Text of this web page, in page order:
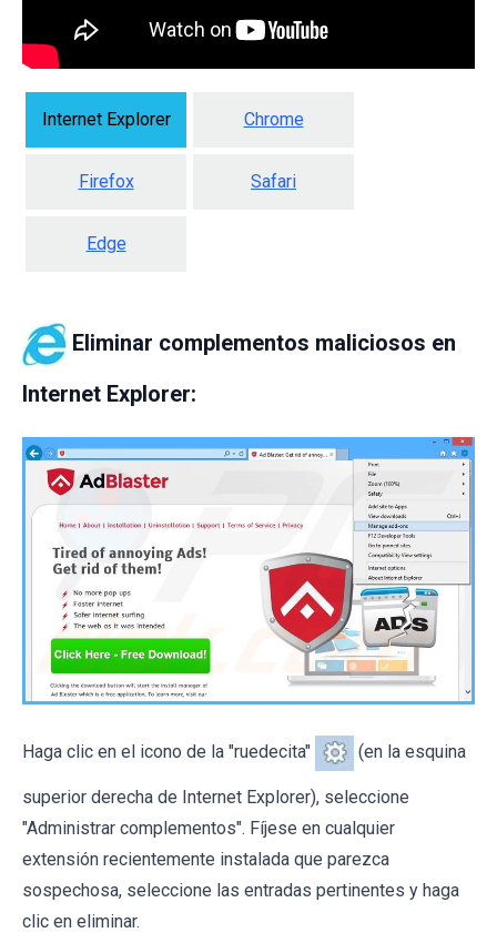
Internet Explorer Chrome
Firefox Safari
Edge
Eliminar complementos maliciosos en
Internet Explorer:
Haga clic en el icono de la "ruedecita" (en la esquina
superior derecha de Internet Explorer), seleccione
"Administrar complementos". Fíjese en cualquier
extensión recientemente instalada que parezca
sospechosa, seleccione las entradas pertinentes y haga
clic en eliminar.